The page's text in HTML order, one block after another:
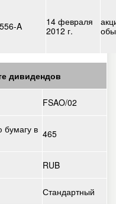
A
14 февраля
2012 г.
дивидендов
FSAO/02
бумагу в 465
RUB
Стандартный